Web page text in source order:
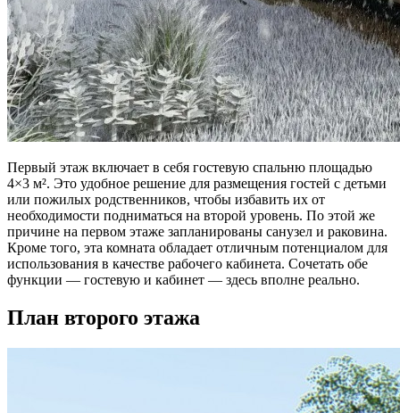
Первый этаж включает в себя гостевую спальню площадью
4×3 м². Это удобное решение для размещения гостей с детьми
или пожилых родственников, чтобы избавить их от
необходимости подниматься на второй уровень. По этой же
причине на первом этаже запланированы санузел и раковина.
Кроме того, эта комната обладает отличным потенциалом для
использования в качестве рабочего кабинета. Сочетать обе
функции — гостевую и кабинет — здесь вполне реально.
План второго этажа